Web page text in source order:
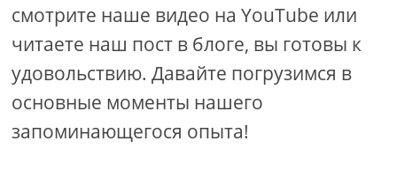
смотрите наше видео на YouTube или
читаете наш пост в блоге, вы готовы к
удовольствию. Давайте погрузимся в
основные моменты нашего
запоминающегося опыта!